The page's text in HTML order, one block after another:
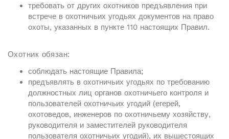
требовать от других охотников предъявления при
встрече в охотничьих угодьях документов на право
охоты, указанных в пункте 110 настоящих Правил.
Охотник обязан:
соблюдать настоящие Правила;
предъявлять в охотничьих угодьях по требованию
должностных лиц органов охотничьего контроля и
пользователей охотничьих угодий (егерей,
охотоведов, инженеров по охотничьему хозяйству,
руководителя и заместителей руководителя
пользователя охотничьих угодий), их вышестоящих